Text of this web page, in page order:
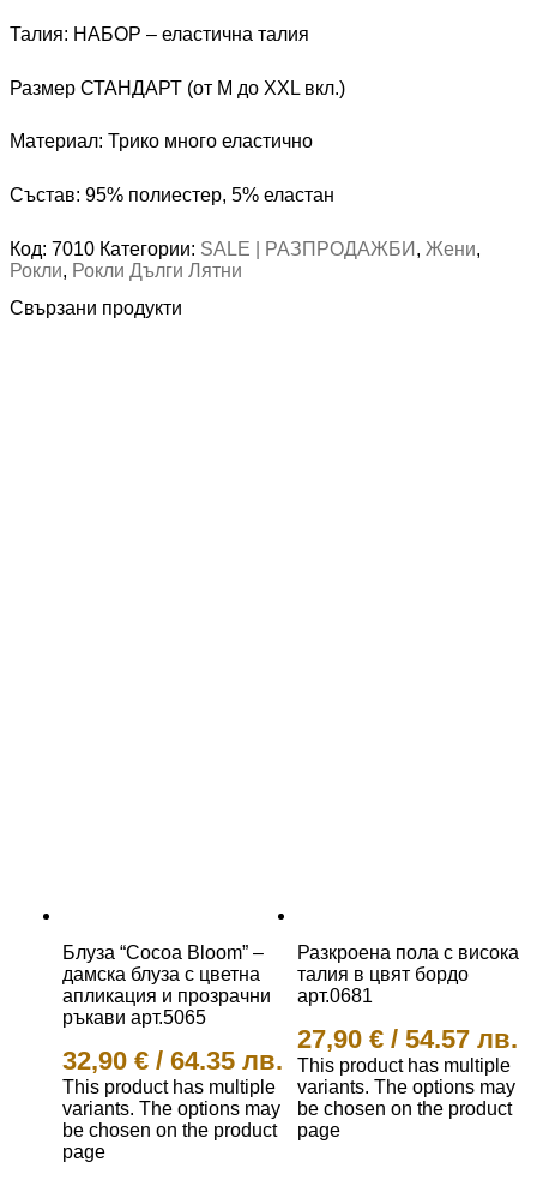
Талия: НАБОР – еластична талия
Размер СТАНДАРТ (от M до XXL вкл.)
Материал: Трико много еластично
Състав: 95% полиестер, 5% еластан
Код: 7010 Категории: SALE | РАЗПРОДАЖБИ , Жени,
Рокли, Рокли Дълги Лятни
Свързани продукти
Блуза “Cocoa Bloom” –
дамска блуза с цветна
апликация и прозрачни
ръкави арт.5065
32,90 € / 64.35 лв.
This product has multiple
variants. The options may
be chosen on the product
page
Разкроена пола с висока
талия в цвят бордо
арт.0681
27,90 € / 54.57 лв.
This product has multiple
variants. The options may
be chosen on the product
page